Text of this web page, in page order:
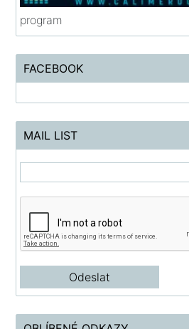
program
FACEBOOK
MAIL LIST